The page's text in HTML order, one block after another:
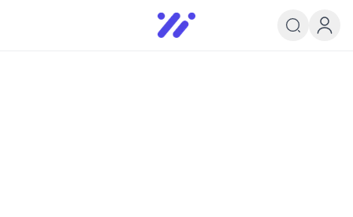
Infoedu
Ta&#039;lim xabarlari va